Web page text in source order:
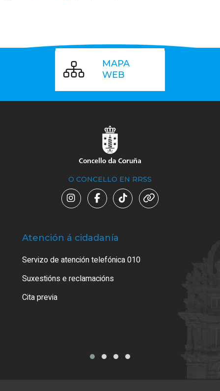
MAPA
WEB
O CONCELLO EN RRSS
Atención á cidadanía
Servizo de atención telefónica 010
Suxestións e reclamacións
Cita previa